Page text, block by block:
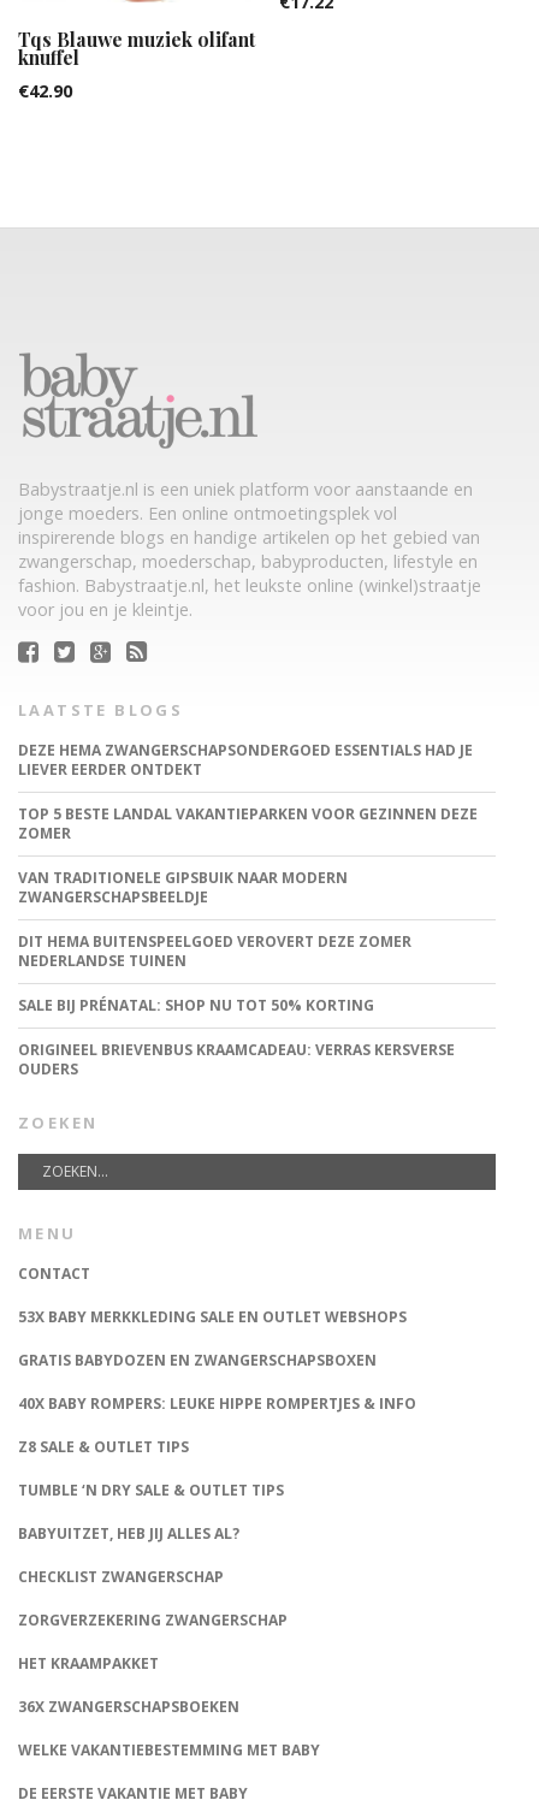
Tqs Blauwe muziek olifant
knuffel
€42.90
Babystraatje.nl is een uniek platform voor aanstaande en
jonge moeders. Een online ontmoetingsplek vol
inspirerende blogs en handige artikelen op het gebied van
zwangerschap, moederschap, babyproducten, lifestyle en
fashion. Babystraatje.nl, het leukste online (winkel)straatje
voor jou en je kleintje.
LAATSTE BLOGS
DEZE HEMA ZWANGERSCHAPSONDERGOED ESSENTIALS HAD JE
LIEVER EERDER ONTDEKT
TOP 5 BESTE LANDAL VAKANTIEPARKEN VOOR GEZINNEN DEZE
ZOMER
VAN TRADITIONELE GIPSBUIK NAAR MODERN
ZWANGERSCHAPSBEELDJE
DIT HEMA BUITENSPEELGOED VEROVERT DEZE ZOMER
NEDERLANDSE TUINEN
SALE BIJ PRÉNATAL: SHOP NU TOT 50% KORTING
ORIGINEEL BRIEVENBUS KRAAMCADEAU: VERRAS KERSVERSE
OUDERS
ZOEKEN
MENU
CONTACT
53X BABY MERKKLEDING SALE EN OUTLET WEBSHOPS
GRATIS BABYDOZEN EN ZWANGERSCHAPSBOXEN
40X BABY ROMPERS: LEUKE HIPPE ROMPERTJES & INFO
Z8 SALE & OUTLET TIPS
TUMBLE ‘N DRY SALE & OUTLET TIPS
BABYUITZET, HEB JIJ ALLES AL?
CHECKLIST ZWANGERSCHAP
ZORGVERZEKERING ZWANGERSCHAP
HET KRAAMPAKKET
36X ZWANGERSCHAPSBOEKEN
WELKE VAKANTIEBESTEMMING MET BABY
DE EERSTE VAKANTIE MET BABY